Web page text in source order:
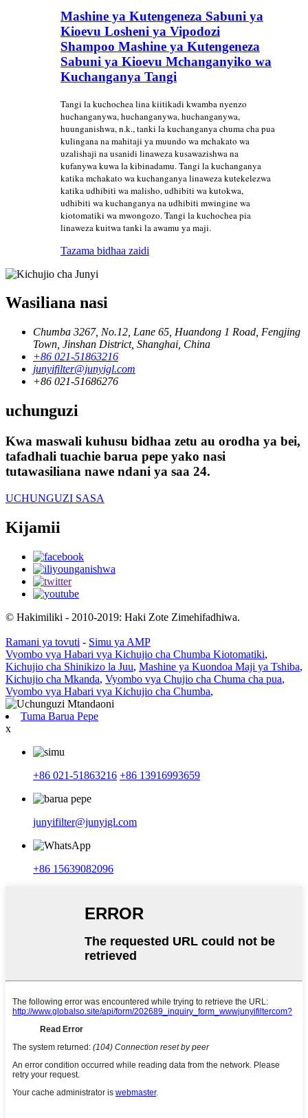
Mashine ya Kutengeneza Sabuni ya
Kioevu Losheni ya Vipodozi
Shampoo Mashine ya Kutengeneza
Sabuni ya Kioevu Mchanganyiko wa
Kuchanganya Tangi
Tangi la kuchochea lina kiitikadi kwamba nyenzo
huchanganywa, huchanganywa, huchanganywa,
huunganishwa, n.k., tanki la kuchanganya chuma cha pua
kulingana na mahitaji ya muundo wa mchakato wa
uzalishaji na usanidi linaweza kusawazishwa na
kufanywa kuwa la kibinadamu. Tangi la kuchanganya
katika mchakato wa kuchanganya linaweza kutekelezwa
katika udhibiti wa malisho, udhibiti wa kutokwa,
udhibiti wa kuchanganya na udhibiti mwingine wa
kiotomatiki wa mwongozo. Tangi la kuchochea pia
linaweza kuitwa tanki la awamu ya maji.
Tazama bidhaa zaidi
Wasiliana nasi
Chumba 3267, No.12, Lane 65, Huandong 1 Road, Fengjing
Town, Jinshan District, Shanghai, China
+86 021-51863216
junyifilter@junyigl.com
+86 021-51686276
uchunguzi
Kwa maswali kuhusu bidhaa zetu au orodha ya bei,
tafadhali tuachie barua pepe yako nasi
tutawasiliana nawe ndani ya saa 24.
UCHUNGUZI SASA
Kijamii
© Hakimiliki - 2010-2019: Haki Zote Zimehifadhiwa.
Ramani ya tovuti - Simu ya AMP
Vyombo vya Habari vya Kichujio cha Chumba Kiotomatiki,
Kichujio cha Shinikizo la Juu, Mashine ya Kuondoa Maji ya Tshiba,
Kichujio cha Mkanda, Vyombo vya Chujio cha Chuma cha pua,
Vyombo vya Habari vya Kichujio cha Chumba,
Tuma Barua Pepe
x
+86 021-51863216 +86 13916993659
junyifilter@junyigl.com
+86 15639082096